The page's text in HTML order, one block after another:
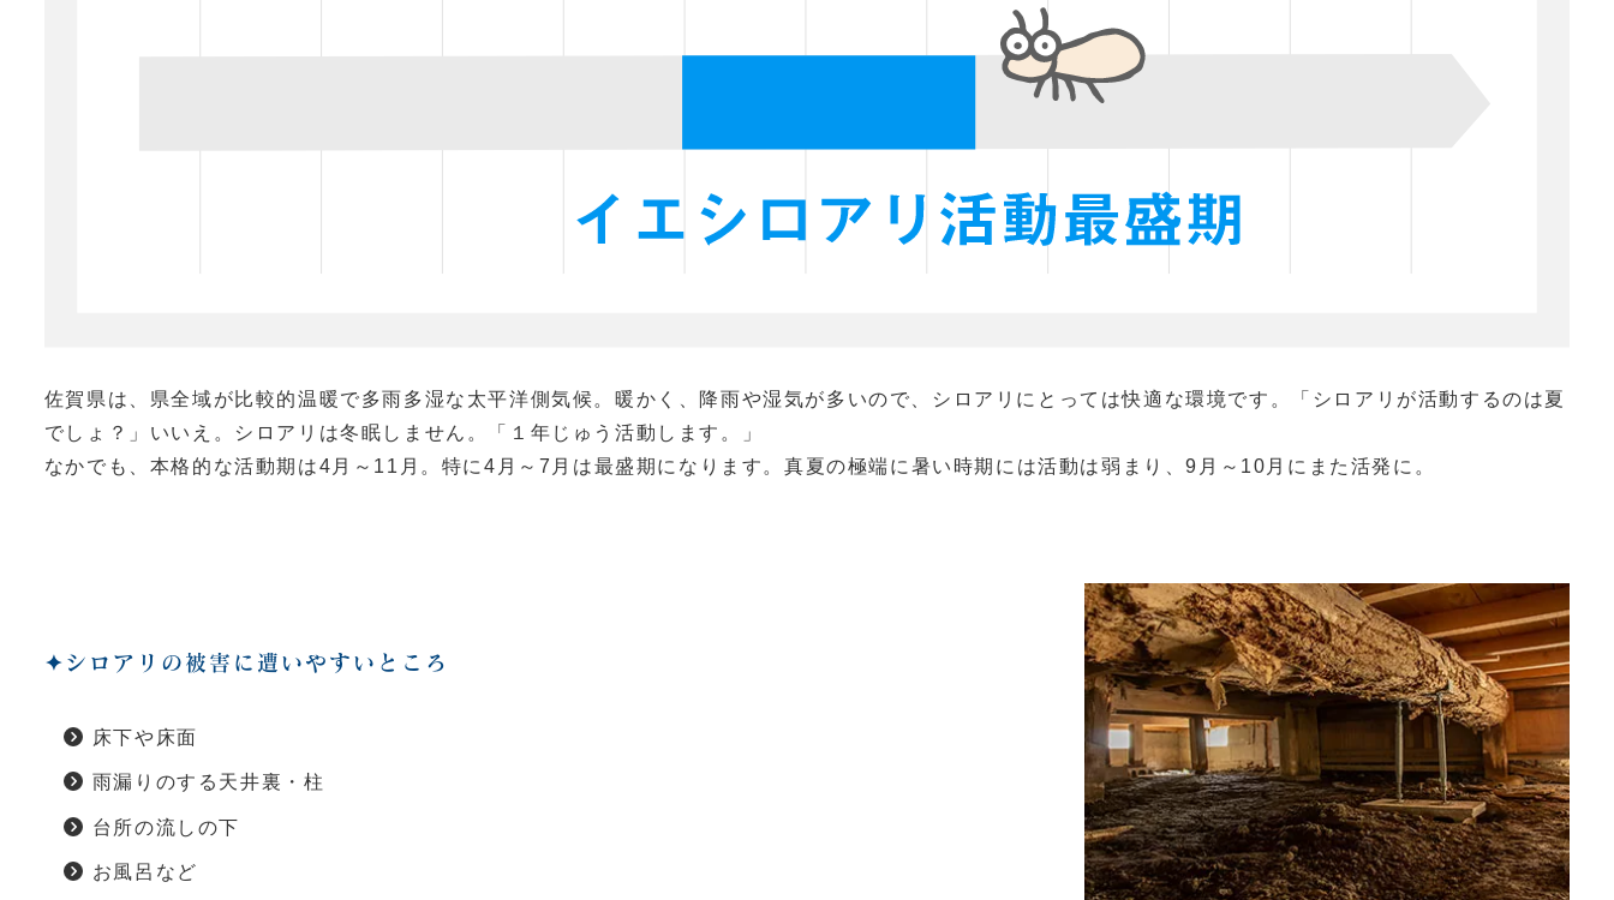
佐賀県は、県全域が比較的温暖で多雨多湿な太平洋側気候。暖かく、降雨や湿気が多いので、シロアリにとっては快適な環境です。「シロアリが活動するのは夏
でしょ？」いいえ。シロアリは冬眠しません。「１年じゅう活動します。」
なかでも、本格的な活動期は4月～11月。特に4月～7月は最盛期になります。真夏の極端に暑い時期には活動は弱まり、9月～10月にまた活発に。
✦シロアリの被害に遭いやすいところ
床下や床面
雨漏りのする天井裏・柱
台所の流しの下
お風呂など